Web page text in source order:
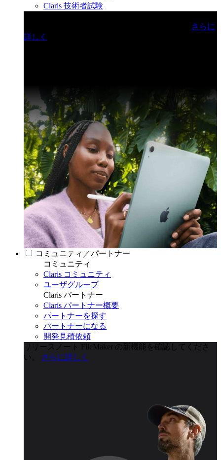
Claris 技術者試験
さらに
詳しく
コミュニティ／パートナー
コミュニティ
Claris コミュニティ
ユーザグループ
Claris パートナー
Claris パートナー概要
パートナーを探す
パートナーになる
開発見積依頼
リリースノート
FileMaker の新機能を確認してくださ
い。
さらに詳しく